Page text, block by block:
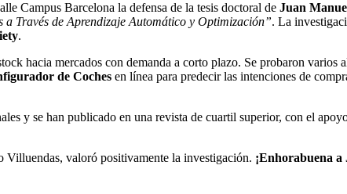
Campus Barcelona la defensa de la tesis doctoral de Juan
Través de Aprendizaje Automático y Optimización”. La
.
hacia mercados con demanda a corto plazo. Se probaron
de Coches en línea para predecir las intenciones de
y se han publicado en una revista de cuartil superior, con el
valoró positivamente la investigación. ¡Enhorabuena